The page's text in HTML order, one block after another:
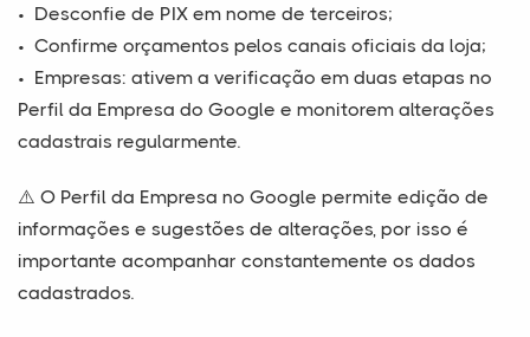
•⁠ ⁠Desconfie de PIX em nome de terceiros;
•⁠ ⁠Confirme orçamentos pelos canais oficiais da loja;
•⁠ ⁠Empresas: ativem a verificação em duas etapas no
Perfil da Empresa do Google e monitorem alterações
cadastrais regularmente.
⚠️ O Perfil da Empresa no Google permite edição de
informações e sugestões de alterações, por isso é
importante acompanhar constantemente os dados
cadastrados.